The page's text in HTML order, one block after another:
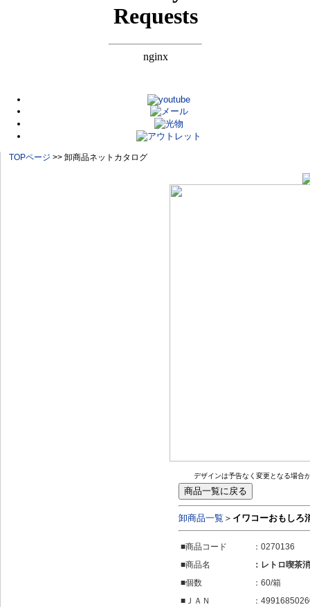
TOPページ >> 卸商品ネットカタログ
デザインは予告なく変更となる場合
卸商品一覧 ＞ イワコーおもしろ
■商品コード
：0270136
■商品名
：レトロ喫茶
■個数
：60/箱
■ＪＡＮ
：